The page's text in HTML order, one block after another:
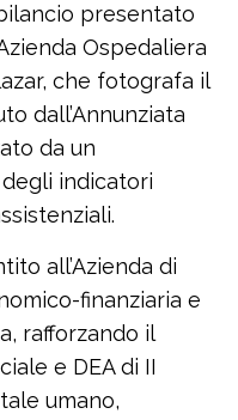
presentato
Ospedaliera
che fotografa il
dall’Annunziata
da un
indicatori
all’Azienda di
finanziaria e
rafforzando il
e DEA di II
umano,